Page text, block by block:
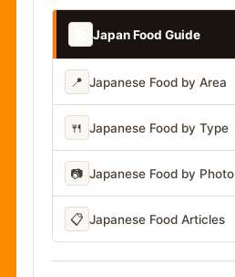
Japan Food Guide
📍 Japanese Food by Area
🍴 Japanese Food by Type
📷 Japanese Food by Photo
📋 Japanese Food Articles